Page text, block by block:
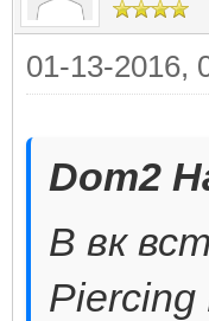
01-13-2016,
Dom2
В вк
Piercing